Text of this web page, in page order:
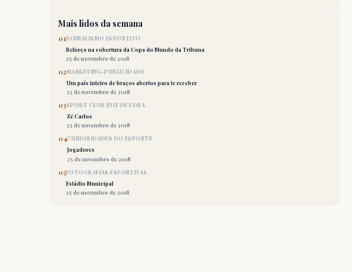
Mais lidos da semana
01JORNALISMO ESPORTIVO
Reforço na cobertura da Copa do Mundo da Tribuna
25 de novembro de 2018
02MARKETING-PUBLICIDADE
Um país inteiro de braços abertos para te receber
25 de novembro de 2018
03SPORT CLUB JUIZ DE FORA
Zé Carlos
25 de novembro de 2018
04CURIOSIDADES DO ESPORTE
Jogadores
25 de novembro de 2018
05FOTOGRAFIAS ESPORTIVAS
Estádio Municipal
25 de novembro de 2018